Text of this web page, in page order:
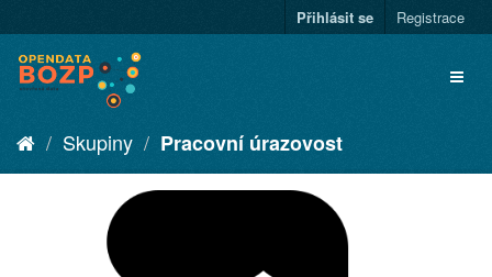
Přihlásit se Registrace
Skupiny Pracovní úrazovost